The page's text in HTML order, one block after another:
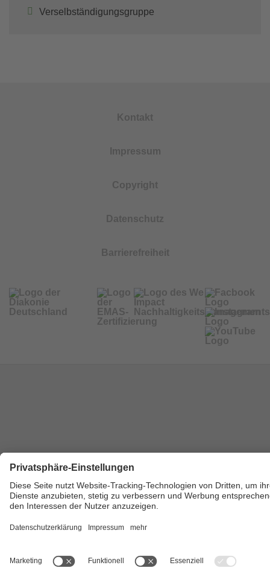
Verselbständigungsgruppe
Kontakt
Impressum
Copyright
Datenschutz
Barrierefreiheit